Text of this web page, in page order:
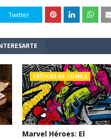
Twitter
CRÍTICAS DE CÓMICS
Marvel Héroes: El